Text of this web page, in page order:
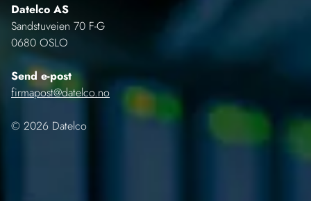
Datelco AS
Sandstuveien 70 F-G
0680 OSLO
Send e-post
firmapost@datelco.no
© 2026 Datelco